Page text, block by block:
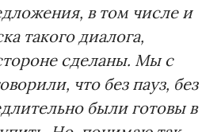
в том числе и
такого диалога,
сделаны. Мы с
что без пауз, без
были готовы в